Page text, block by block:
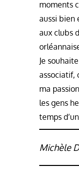
moments
aussi bien
aux clubs
Je
associatif,
ma
les gens
temps
Michèle